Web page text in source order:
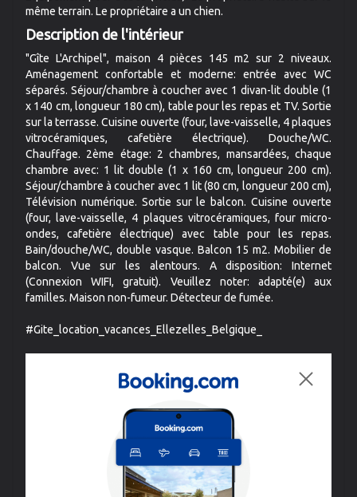
même terrain. Le propriétaire a un chien.
Description de l'intérieur
"Gîte L'Archipel", maison 4 pièces 145 m2 sur 2 niveaux.
Aménagement confortable et moderne: entrée avec WC
séparés. Séjour/chambre à coucher avec 1 divan-lit double (1
x 140 cm, longueur 180 cm), table pour les repas et TV. Sortie
sur la terrasse. Cuisine ouverte (four, lave-vaisselle, 4 plaques
vitrocéramiques, cafetière électrique). Douche/WC.
Chauffage. 2ème étage: 2 chambres, mansardées, chaque
chambre avec: 1 lit double (1 x 160 cm, longueur 200 cm).
Séjour/chambre à coucher avec 1 lit (80 cm, longueur 200 cm),
Télévision numérique. Sortie sur le balcon. Cuisine ouverte
(four, lave-vaisselle, 4 plaques vitrocéramiques, four micro-
ondes, cafetière électrique) avec table pour les repas.
Bain/douche/WC, double vasque. Balcon 15 m2. Mobilier de
balcon. Vue sur les alentours. A disposition: Internet
(Connexion WIFI, gratuit). Veuillez noter: adapté(e) aux
familles. Maison non-fumeur. Détecteur de fumée.
#Gite_location_vacances_Ellezelles_Belgique_